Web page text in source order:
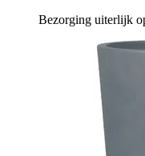
Bezorging uiterlijk